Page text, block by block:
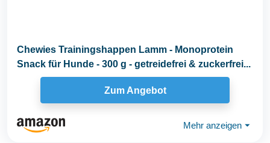
Chewies Trainingshappen Lamm - Monoprotein
Snack für Hunde - 300 g - getreidefrei & zuckerfrei...
Zum Angebot
Mehr anzeigen ⏷